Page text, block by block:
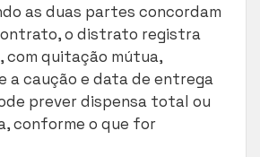
as duas partes concordam
o distrato registra
com quitação mútua,
a caução e data de entrega
prever dispensa total ou
conforme o que for